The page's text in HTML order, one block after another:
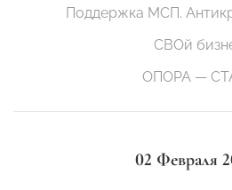
Поддержка МСП.
СВОй
ОПОРА —
02 Февраля